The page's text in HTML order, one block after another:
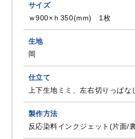
サイズ
ｗ900×ｈ350(mm) 1枚
生地
岡
仕立て
上下生地ミミ、左右切りっぱな
製作方法
反応染料インクジェット(片面/